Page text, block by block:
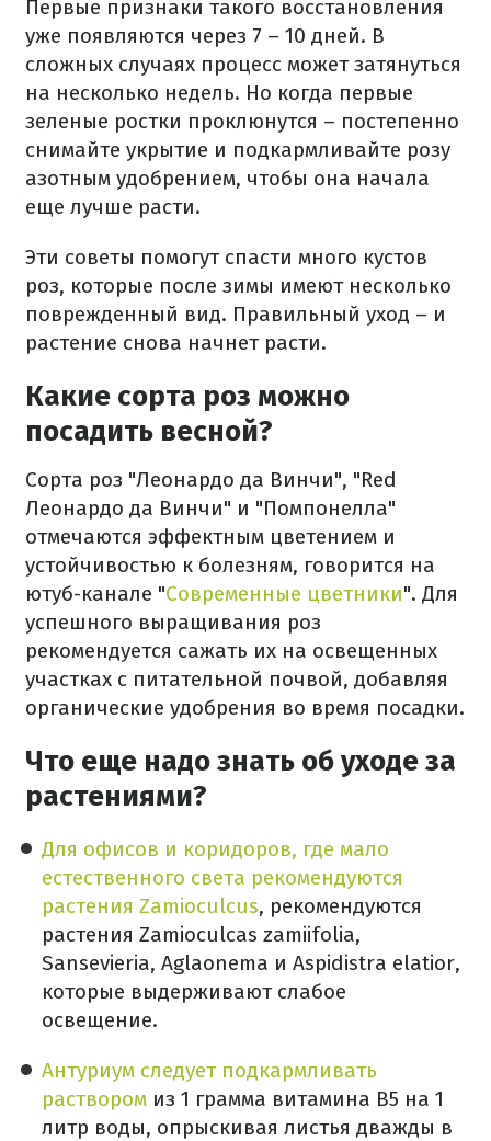
Первые признаки такого восстановления
уже появляются через 7 – 10 дней. В
сложных случаях процесс может затянуться
на несколько недель. Но когда первые
зеленые ростки проклюнутся – постепенно
снимайте укрытие и подкармливайте розу
азотным удобрением, чтобы она начала
еще лучше расти.
Эти советы помогут спасти много кустов
роз, которые после зимы имеют несколько
поврежденный вид. Правильный уход – и
растение снова начнет расти.
Какие сорта роз можно
посадить весной?
Сорта роз "Леонардо да Винчи", "Red
Леонардо да Винчи" и "Помпонелла"
отмечаются эффектным цветением и
устойчивостью к болезням, говорится на
ютуб-канале "Современные цветники". Для
успешного выращивания роз
рекомендуется сажать их на освещенных
участках с питательной почвой, добавляя
органические удобрения во время посадки.
Что еще надо знать об уходе за
растениями?
Для офисов и коридоров, где мало
естественного света рекомендуются
растения Zamioculcus, рекомендуются
растения Zamioculcas zamiifolia,
Sansevieria, Aglaonema и Aspidistra elatior,
которые выдерживают слабое
освещение.
Антуриум следует подкармливать
раствором из 1 грамма витамина B5 на 1
литр воды, опрыскивая листья дважды в